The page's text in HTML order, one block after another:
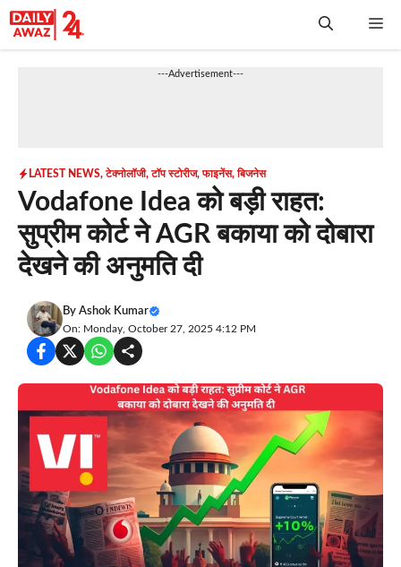
Skip
to
---Advertisement---
LATEST NEWS,टेक्नोलॉजी,टॉप स्टोरीज,फाइनेंस,बिजनेस
Vodafone Idea को बड़ी राहत:
सुप्रीम कोर्ट ने AGR बकाया को दोबारा
देखने की अनुमति दी
By Ashok Kumar
On: Monday, October 27, 2025 4:12 PM